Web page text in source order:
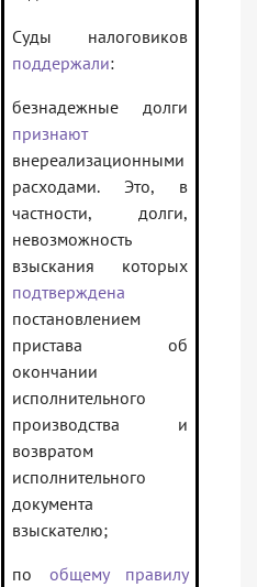
Суды налоговиков
поддержали:
безнадежные долги
признают
внереализационными
расходами. Это, в
частности, долги,
невозможность
взыскания которых
подтверждена
постановлением
пристава об
окончании
исполнительного
производства и
возвратом
исполнительного
документа
взыскателю;
по общему правилу